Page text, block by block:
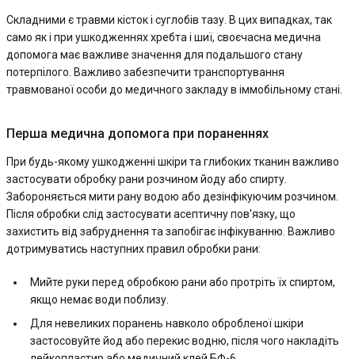
Складними є травми кісток і суглобів тазу. В цих випадках, так
само як і при ушкодженнях хребта і шиї, своєчасна медична
допомога має важливе значення для подальшого стану
потерпілого. Важливо забезпечити транспортування
травмованої особи до медичного закладу в іммобільному стані.
Перша медична допомога при пораненнях
При будь-якому ушкодженні шкіри та глибоких тканин важливо
застосувати обробку рани розчином йоду або спирту.
Забороняється мити рану водою або дезінфікуючим розчином.
Після обробки слід застосувати асептичну пов'язку, що
захистить від забруднення та запобігає інфікуванню. Важливо
дотримуватись наступних правил обробки рани:
Мийте руки перед обробкою рани або протріть їх спиртом,
якщо немає води поблизу.
Для невеликих поранень навколо обробленої шкіри
застосовуйте йод або перекис водню, після чого накладіть